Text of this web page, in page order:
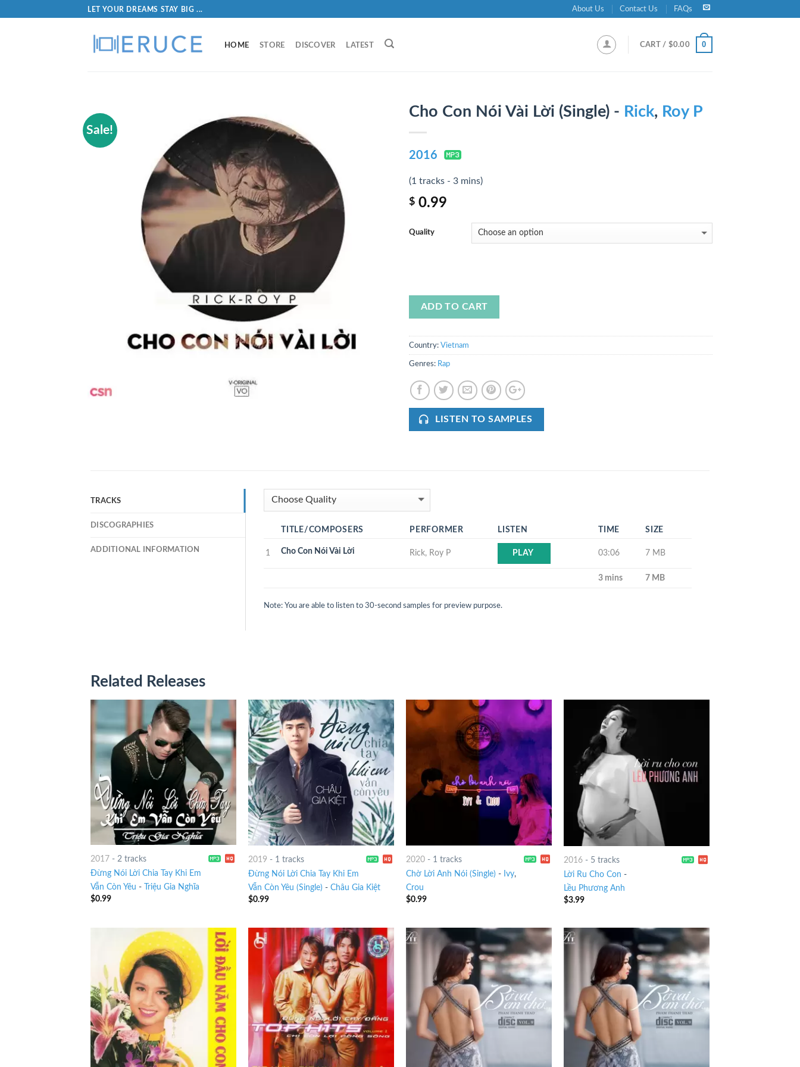
LET YOUR DREAMS STAY BIG ... About Us Contact Us FAQs
HOME STORE DISCOVER LATEST CART / $0.00 0
Sale!
Cho Con Nói Vài Lời (Single) - Rick, Roy P
2016
(1 tracks - 3 mins)
$ 0.99
Quality
ADD TO CART
Country: Vietnam
Genres: Rap
LISTEN TO SAMPLES
TRACKS
DISCOGRAPHIES
ADDITIONAL INFORMATION
TITLE/COMPOSERS PERFORMER LISTEN TIME SIZE
1 Cho Con Nói Vài Lời Rick, Roy P PLAY 03:06 7 MB
3 mins 7 MB
Note: You are able to listen to 30-second samples for preview purpose.
Related Releases
2017- 2 tracks
Đừng Nói Lời Chia Tay Khi Em
Vẫn Còn Yêu -
Triệu Gia Nghĩa
$0.99
2019 - 1 tracks
Đừng Nói Lời Chia Tay Khi Em
Vẫn Còn Yêu (Single) - Châu Gia Kiệt
$0.99
2020- 1 tracks
Chờ Lời Anh Nói (Single) - Ivy,
Crou
$0.99
2016- 5 tracks
Lời Ru Cho Con -
Lều Phương Anh
$3.99